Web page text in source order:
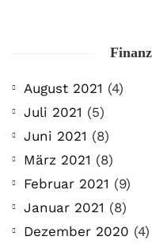
August 2021 (4)
Juli 2021 (5)
Juni 2021 (8)
März 2021 (8)
Februar 2021 (9)
Januar 2021 (8)
Dezember 2020 (4)